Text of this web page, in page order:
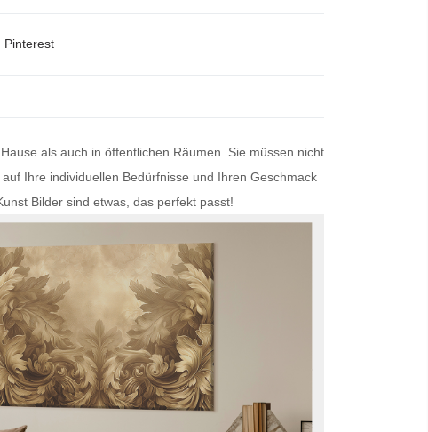
Pinterest
als auch in öffentlichen Räumen. Sie müssen nicht
auf Ihre individuellen Bedürfnisse und Ihren Geschmack
Bilder sind etwas, das perfekt passt!